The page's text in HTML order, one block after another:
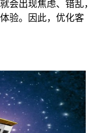
会出现焦虑、错乱，
验。因此，优化客